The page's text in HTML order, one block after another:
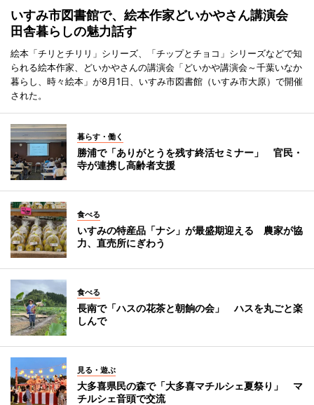
いすみ市図書館で、絵本作家どいかやさん講演会
田舎暮らしの魅力話す
絵本「チリとチリリ」シリーズ、「チップとチョコ」シリーズなどで知
られる絵本作家、どいかやさんの講演会「どいかや講演会～千葉いなか
暮らし、時々絵本」が8月1日、いすみ市図書館（いすみ市大原）で開催
された。
暮らす・働く
勝浦で「ありがとうを残す終活セミナー」 官民・
寺が連携し高齢者支援
食べる
いすみの特産品「ナシ」が最盛期迎える 農家が協
力、直売所にぎわう
食べる
長南で「ハスの花茶と朝餉の会」 ハスを丸ごと楽
しんで
見る・遊ぶ
大多喜県民の森で「大多喜マチルシェ夏祭り」 マ
チルシェ音頭で交流